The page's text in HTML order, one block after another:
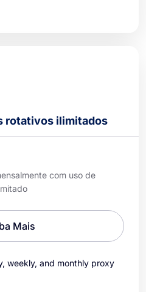
rotativos ilimitados
com uso de
Mais
weekly, and monthly proxy